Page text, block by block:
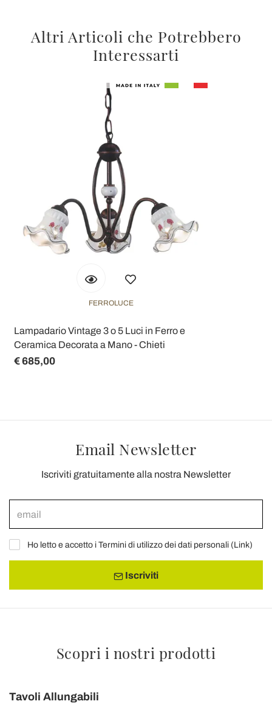
Altri Articoli che Potrebbero
Interessarti
FERROLUCE
Lampadario Vintage 3 o 5 Luci in Ferro e
Ceramica Decorata a Mano - Chieti
€ 685,00
Email Newsletter
Iscriviti gratuitamente alla nostra Newsletter
Ho letto e accetto i Termini di utilizzo dei dati personali (Link)
Iscriviti
Scopri i nostri prodotti
Tavoli Allungabili